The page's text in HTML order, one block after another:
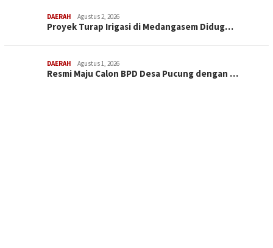
DAERAH Agustus 2, 2026
Proyek Turap Irigasi di Medangasem Didug…
DAERAH Agustus 1, 2026
Resmi Maju Calon BPD Desa Pucung dengan …